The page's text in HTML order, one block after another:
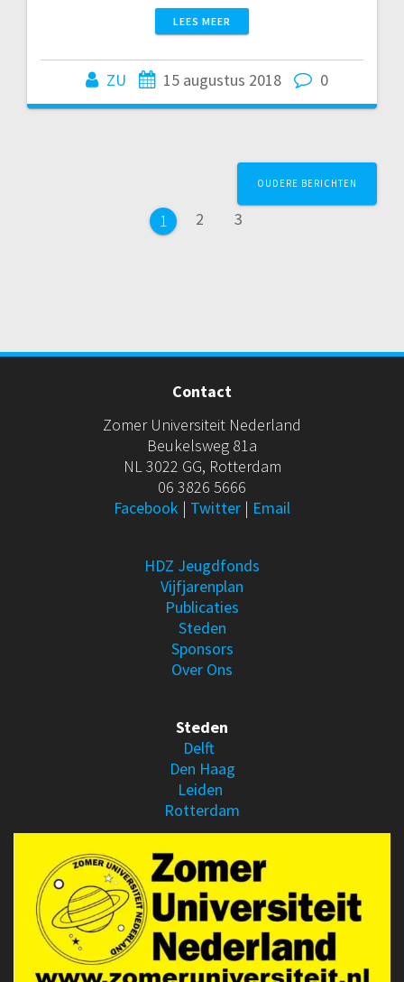
LEES MEER
ZU 15 augustus 2018 0
Berichtnavigatie
Pagina
1 Pagina
2 Pagina
3
OUDERE BERICHTEN
Contact
Zomer Universiteit Nederland
Beukelsweg 81a
NL 3022 GG, Rotterdam
06 3826 5666
Facebook | Twitter | Email
HDZ Jeugdfonds
Vijfjarenplan
Publicaties
Steden
Sponsors
Over Ons
Steden
Delft
Den Haag
Leiden
Rotterdam